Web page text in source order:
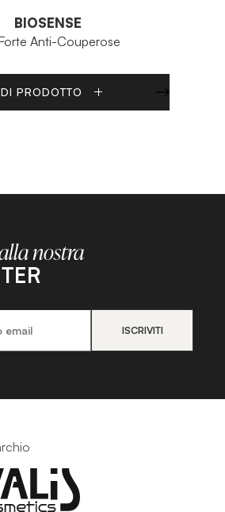
BIOSENSE
Anti-Couperose
PRODOTTO
nostra